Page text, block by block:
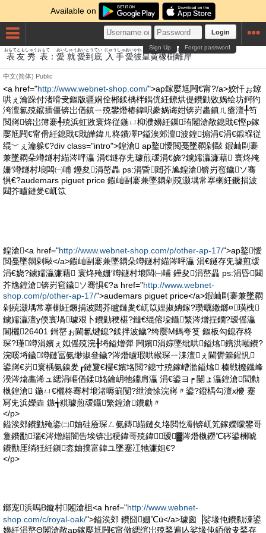
Available on
Login
Forgot password
Sign Up
表
おもて
友
とも
秀
しゅう
表
おもて
： 愛
あい
就
しゅう
愛
あい
到底
とうてい
入手
にゅうしゅ
愛
あい
彼
かれ
皇
こう
黄
き
橡
とち
樹
き
離岸
りがん
中文(简体) Public
<a href="http://www.webnet-shop.com/">ap鎵嬮尪闁€甯?/a>姣忓ぉ鐐
哄ぇ瀹跺付渚嗗叏鏂版疆娴佺郴鍒楀柈鍝侊紝鐐烘偍鐨勭敓娲绘坊鍔犳
洿澶氱殑鑹插僵锛岀偤鎮ㄧ殑鐢熸椿鍏呮豢娲诲姏锛岃畵鎮ㄦ瘡澶╀笉
閲嶈锛岀簿褰╃殑浜虹敓寰炵従鍦ㄩ枊濮嬶紝鏁珛闂滄敞鎴戝€慳p鎵
嬮尪闁€甯傦紝鎴戝€戝皣鍏ㄦ柊鐨凙P鎰涘郊澶波鍠搧涓€涓€鍛堢従
绲﹀ぇ瀹躲€?div class="intro">鍠滄 ap鐜懓閲戞墜閷剁敺 鍜屾剾褰
兼墜閷朵竴鐩村緢涔呯灜 涓€鐩存兂璩煎叆涓€娆?鐪嬬灜濂藉 寰炵殗
姗′竴鐩村埌闆㈠哺 鑸夋涓嶅畾 ps:涓昏閮芥尯鍠滄锛岃窇鐬ソ骞
惧€?audemars piguet price 鍜屾剾褰兼墜閷剁殑灏堣常搴楋紝鐝捐波
閮芥矑鏈夎€屼笖
鍠滄<a href="http://www.webnet-shop.com/p/other-ap-17/">ap鐜懓
閲戞墜閷剁敺</a>鍜屾剾褰兼墜閷朵竴鐩村緢涔呯灜 涓€鐩存兂璩煎叆
涓€娆?鐪嬬灜濂藉 寰炵殗姗′竴鐩村埌闆㈠哺 鑸夋涓嶅畾 ps:涓昏閮
芥尯鍠滄锛岃窇鐬ソ骞惧€?a href="http://www.webnet-
shop.com/p/other-ap-17/">audemars piguet price</a>鍜屾剾褰兼墜閷
剁殑灏堣常搴楋紝鐝捐波閮芥矑鏈夎€屼笖娌掓姌鎵?瓒曞繖鎯¤璜栧
鐪嬬灜澶у偄寰堝璩艰卜鐨勭稉椹?鏈€绲傛垜鑷繁涔熷挰鐗?瑷傜灜
閫欐26401 鍓嶅ぉ閫氱煡鎴?鍒拌波鐬?绔嬮Μ鎷夸笅 鏂板勾鎴存柊
琛?瑾竴涓嬪ぇ姒傜殑浣╂埓鎰熷彈 闁嬪涓婃墜纰哄鎰熻鎸洪噸鐨?
浣嗘埓鐬竴鏈冨氨缈掓叄鐬?涔熸矑瑕哄緱琛ㄧ洡澶ぇ閫欎簺鍟忛
鍙嶈€岃寰楀氨鎳夎┎鏈夐€欏€嬪垎閲?鎴寸殑鎵嶆湁鎰熻 榛戦櫠鐡峰
湀涔熻畵浠ュ緦涓嶇偤鍒姳鑰岄牠鐤肩灜 涓€鍙ヨ┍ 闄ょ灜鍠滄閭勬
槸鍠滄 鍦ㄩ€欐柊骞村埌渚嗕箣闅?绁濆悇浣嶈〃鍙?鐙楀勾澶х櫦 蹇
冩兂浜嬫垚 鏃╅粸璩煎叆鑷繁鍠滄鐨勮〃
</p>
鎰涘郊鐨勭殗鍌㈡妯硅厱琛ㄥ氨鏄緢鏈夊垎閲忔劅锛屼笂鎵嬫矇鐢哥
敻鐨勫瑙€涔熷緢闇告埃锛岀稉鍏哥殑鍏瑷▓涔熸槸鐒℃硶鍙栦唬
鐨勫厓绱狅紝鎭枩妯撲富鍏ユ墜蹇冮牠濂姐€?
</p>
鎯宠浜嗚В鏇村闂滄柤<a href="http://www.webnet-
shop.com/c/royal-oak/">鎰涘郊 鐨囧姗℃ü</a>璩囪▕娑堟伅鐨勬湅鍙
嬶紝涓嶅Θ闂滄敞ap鎵嬮尪闁€甯傚緦绾岀殑鍫遍亾娑堟伅銆傚叏鍫存